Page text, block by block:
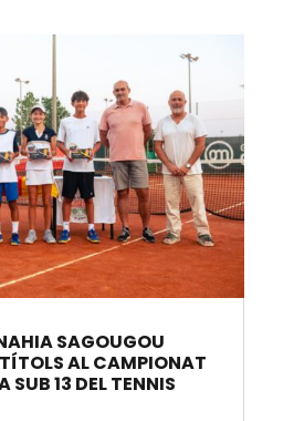
SAGOUGOU
AL CAMPIONAT
SUB 13 DEL TENNIS